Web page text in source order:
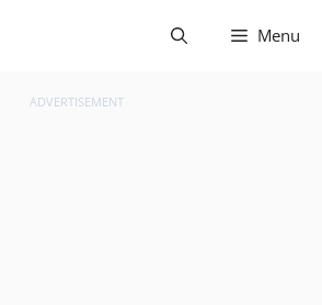
Menu
ADVERTISEMENT